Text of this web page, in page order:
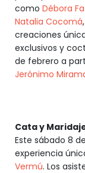
como Débora
Natalia Cocomá
creaciones
exclusivos y
de febrero a
Jerónimo
Cata y
Este sábado 8
experiencia
Vermú. Los